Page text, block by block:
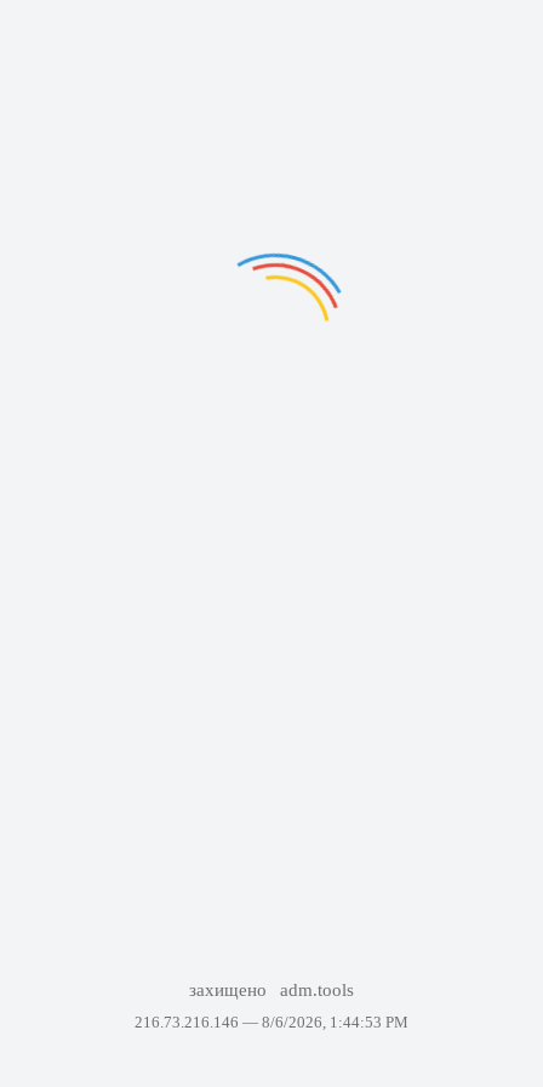
захищено adm.tools
216.73.216.146 — 8/6/2026, 1:44:53 PM